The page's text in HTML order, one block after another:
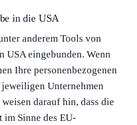
in die USA
anderem Tools von
USA eingebunden. Wenn
Ihre personenbezogenen
Unternehmen
darauf hin, dass die
Sinne des EU-